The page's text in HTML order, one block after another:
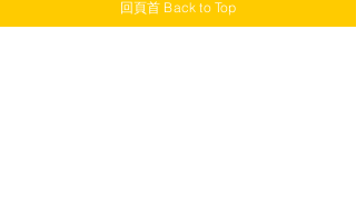
回頁首 Back to Top